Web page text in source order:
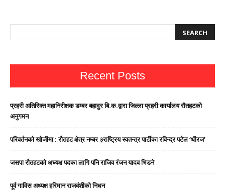
Recent Posts
प्रहरी अतिरिक्त महानिरीक्षक डम्बर बहादुर बि.क.द्वारा जिल्ला प्रहरी कार्यालय रौतहटको
अनुगमन
परिवर्तनको खोजीमा : रौतहट क्षेत्र नम्बर ३राष्ट्रिय स्वतन्त्र पार्टीका रविन्द्र पटेल ‘धीरज’
जसपा राैतहटको अध्यक्ष पदका लागि पनि राजिव रंजन यादव भिडने
पूर्व गाविस अध्यक्ष हरिमान राजवंशीको निधन